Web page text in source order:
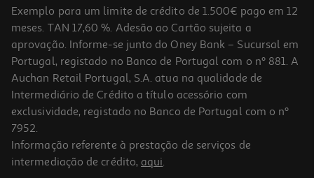
-10%
Livro O Que Comer Com Sibo De Joana Oliveira
Exemplo para um limite de crédito de 1.500€ pago em 12
meses. TAN 17,60 %. Adesão ao Cartão sujeita a
aprovação. Informe-se junto do Oney Bank – Sucursal em
Portugal, registado no Banco de Portugal com o nº 881. A
Auchan Retail Portugal, S.A. atua na qualidade de
Intermediário de Crédito a título acessório com
exclusividade, registado no Banco de Portugal com o nº
7952.
Informação referente à prestação de serviços de
intermediação de crédito, aqui.